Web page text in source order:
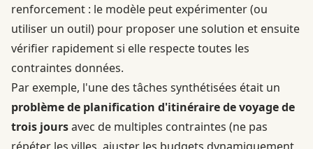
renforcement : le modèle peut expérimenter (ou
utiliser un outil) pour proposer une solution et ensuite
vérifier rapidement si elle respecte toutes les
contraintes données.
Par exemple, l'une des tâches synthétisées était un
problème de planification d'itinéraire de voyage de
trois joursavec de multiples contraintes (ne pas